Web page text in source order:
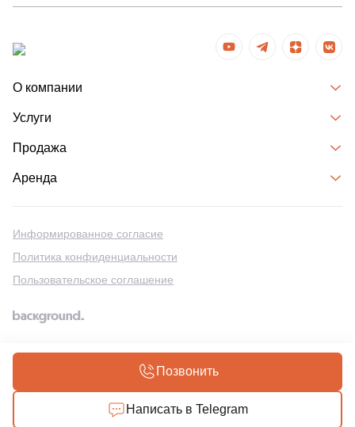
Позвонить
Написать в Telegram
О компании
Услуги
Продажа
Аренда
Информированное согласие
Политика конфиденциальности
Пользовательское соглашение